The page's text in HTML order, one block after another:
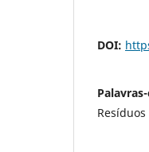
DOI:
Resíduos